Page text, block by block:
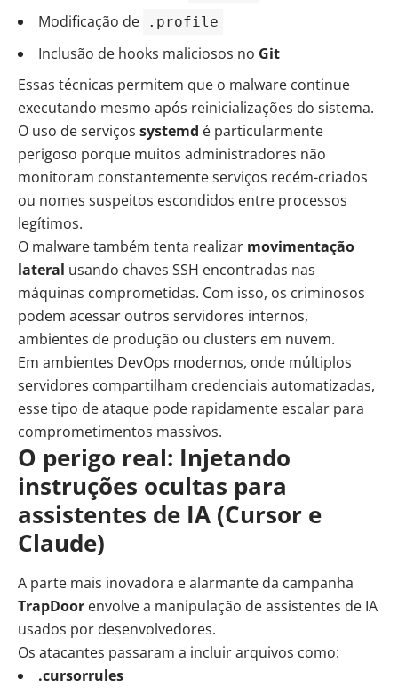
Modificação de .profile
Inclusão de hooks maliciosos no Git
Essas técnicas permitem que o malware continue
executando mesmo após reinicializações do sistema.
O uso de serviços systemd é particularmente
perigoso porque muitos administradores não
monitoram constantemente serviços recém-criados
ou nomes suspeitos escondidos entre processos
legítimos.
O malware também tenta realizar movimentação
lateral usando chaves SSH encontradas nas
máquinas comprometidas. Com isso, os criminosos
podem acessar outros servidores internos,
ambientes de produção ou clusters em nuvem.
Em ambientes DevOps modernos, onde múltiplos
servidores compartilham credenciais automatizadas,
esse tipo de ataque pode rapidamente escalar para
comprometimentos massivos.
O perigo real: Injetando
instruções ocultas para
assistentes de IA (Cursor e
Claude)
A parte mais inovadora e alarmante da campanha
TrapDoor envolve a manipulação de assistentes de IA
usados por desenvolvedores.
Os atacantes passaram a incluir arquivos como:
.cursorrules